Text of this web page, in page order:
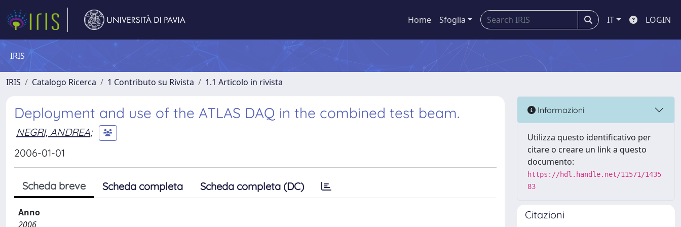
Home Sfoglia IT LOGIN
IRIS
IRIS Catalogo Ricerca 1 Contributo su Rivista 1.1 Articolo in rivista
Deployment and use of the ATLAS DAQ in the combined test beam.
NEGRI, ANDREA;
2006-01-01
Scheda breve Scheda completa Scheda completa (DC)
Anno
2006
Informazioni
Utilizza questo identificativo per
citare o creare un link a questo
documento:
https://hdl.handle.net/11571/1435
83
Citazioni